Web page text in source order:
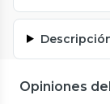
Opiniones